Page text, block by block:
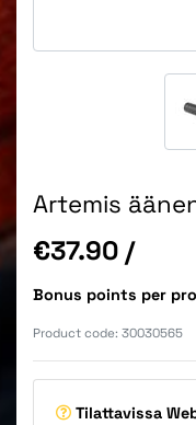
Artemis
Price
€37.90 /
Bonus points per
Product code: 30030565
Tilattavissa